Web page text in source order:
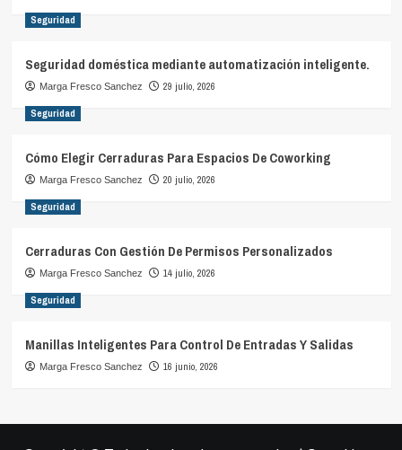
Seguridad
Seguridad doméstica mediante automatización inteligente.
Marga Fresco Sanchez 29 julio, 2026
Seguridad
Cómo Elegir Cerraduras Para Espacios De Coworking
Marga Fresco Sanchez 20 julio, 2026
Seguridad
Cerraduras Con Gestión De Permisos Personalizados
Marga Fresco Sanchez 14 julio, 2026
Seguridad
Manillas Inteligentes Para Control De Entradas Y Salidas
Marga Fresco Sanchez 16 junio, 2026